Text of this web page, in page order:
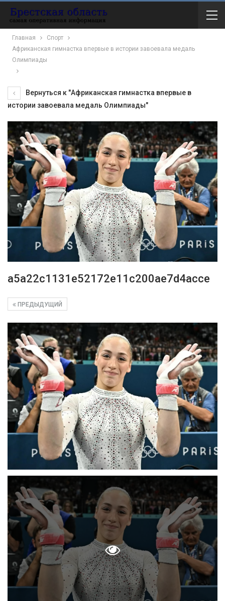
Главная
Спорт
Африканская гимнастка впервые в истории завоевала медаль
Олимпиады
Вернуться к "Африканская гимнастка впервые в
истории завоевала медаль Олимпиады"
a5a22c1131e52172e11c200ae7d4acce
ПРЕДЫДУЩИЙ